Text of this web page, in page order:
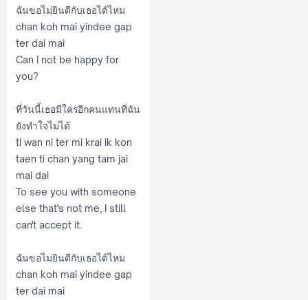
ฉันขอไม่ยินดีกับเธอได้ไหม
chan koh mai yindee gap
ter dai mai
Can I not be happy for
you?
ที่วันนี้เธอมีใครอีกคนแทนที่ฉัน
ยังทำใจไม่ได้
ti wan ni ter mi krai ik kon
taen ti chan yang tam jai
mai dai
To see you with someone
else that's not me, I still
can't accept it.
ฉันขอไม่ยินดีกับเธอได้ไหม
chan koh mai yindee gap
ter dai mai